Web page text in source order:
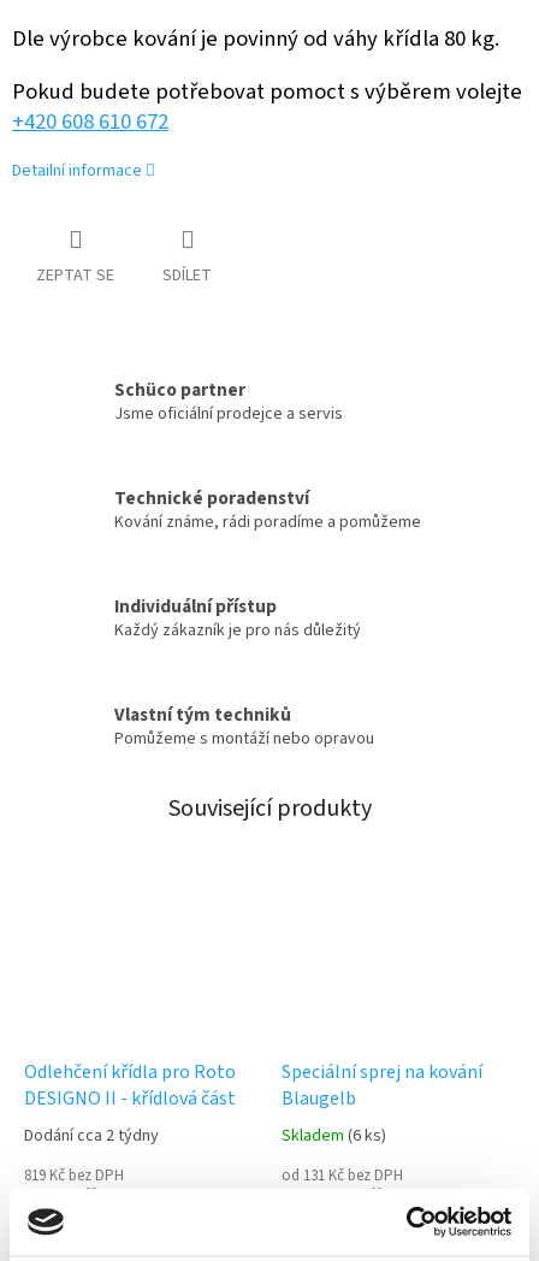
Dle výrobce kování je povinný od váhy křídla 80 kg.
Pokud budete potřebovat pomoct s výběrem volejte
+420 608 610 672
Detailní informace
ZEPTAT SE SDÍLET
Schüco partner
Jsme oficiální prodejce a servis
Technické poradenství
Kování známe, rádi poradíme a pomůžeme
Individuální přístup
Každý zákazník je pro nás důležitý
Vlastní tým techniků
Pomůžeme s montáží nebo opravou
Související produkty
Odlehčení křídla pro Roto
DESIGNO II - křídlová část
Dodání cca 2 týdny
819 Kč bez DPH
991 Kč
Speciální sprej na kování
Blaugelb
Skladem (6 ks)
od 131 Kč bez DPH
159 Kč